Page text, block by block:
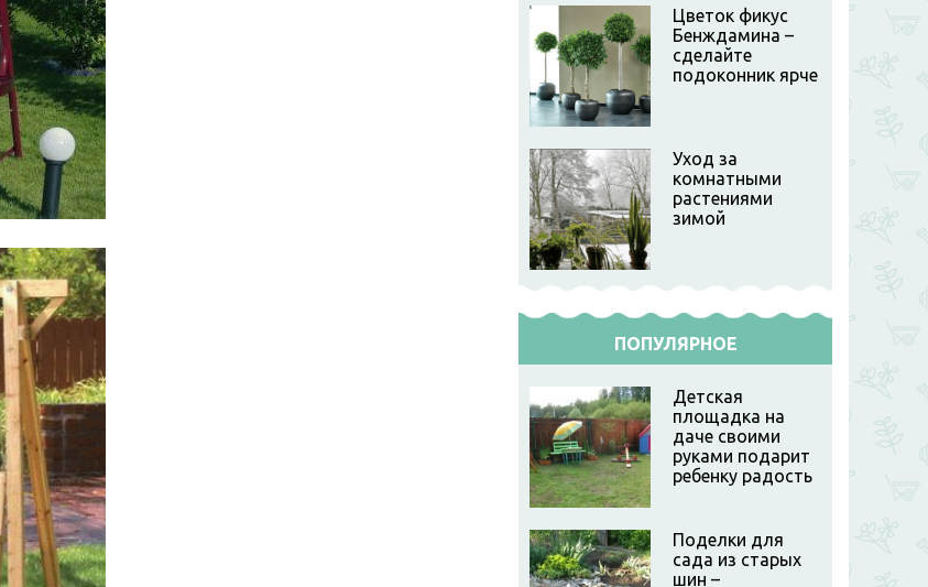
Цветок фикус
Бенждамина –
сделайте
подоконник ярче
Уход за
комнатными
растениями
зимой
ПОПУЛЯРНОЕ
Детская
площадка на
даче своими
руками подарит
ребенку радость
Поделки для
сада из старых
шин –